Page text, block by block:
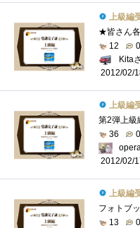
上級編受
12
0
Kita
2012/02/
上級編受
36
0
2012/02/
上級編受
13
0